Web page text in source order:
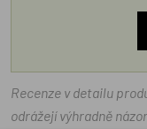
Recenze v detailu
odrážejí výhradně